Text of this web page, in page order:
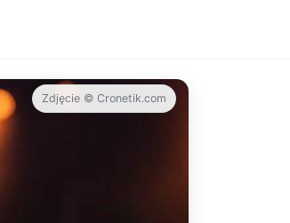
Zdjęcie © Cronetik.com